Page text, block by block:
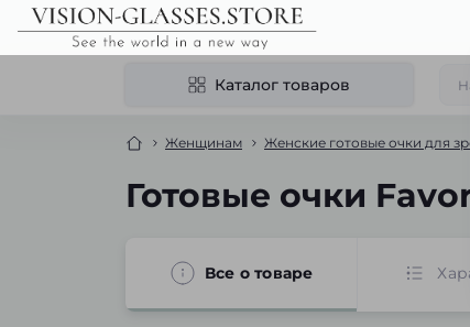
Каталог товаров
Женщинам Женские готовые очки для
Готовые очки
Все о товаре